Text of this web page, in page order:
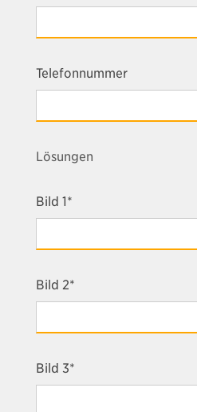
Telefonnummer
Lösungen
Bild 1*
Bild 2*
Bild 3*